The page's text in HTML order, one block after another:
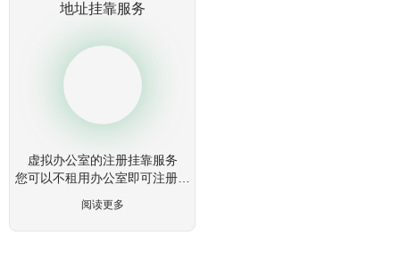
地址挂靠服务
虚拟办公室的注册挂靠服务
您可以不租用办公室即可注册公
阅读更多